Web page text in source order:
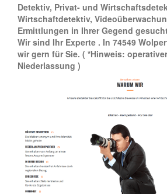
Detektiv, Privat- und
Wirtschaftdetektiv,
Ermittlungen in Ihrer Gegend
Wir sind Ihr Experte . In 74549
wir gern für Sie. ( *Hinweis:
Niederlassung )